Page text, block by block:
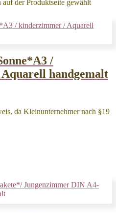
der Produktseite gewählt
/
handgemalt
da Kleinunternehmer nach §19